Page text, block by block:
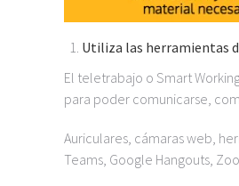
Utiliza las herramientas
El teletrabajo o Smart
para poder comunicarse,
Auriculares, cámaras web,
Teams, Google Hangouts,